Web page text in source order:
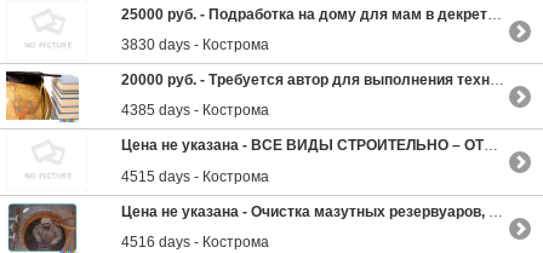
25000 руб. - Подработка на дому для мам в декрете и домохозяек!
3830 days - Кострома
20000 руб. - Требуется автор для выполнения технических работ
4385 days - Кострома
Цена не указана - ВСЕ ВИДЫ СТРОИТЕЛЬНО – ОТДЕЛОЧНЫХ РАБОТ
4515 days - Кострома
Цена не указана - Очистка мазутных резервуаров, покупка старого мазута.
4516 days - Кострома